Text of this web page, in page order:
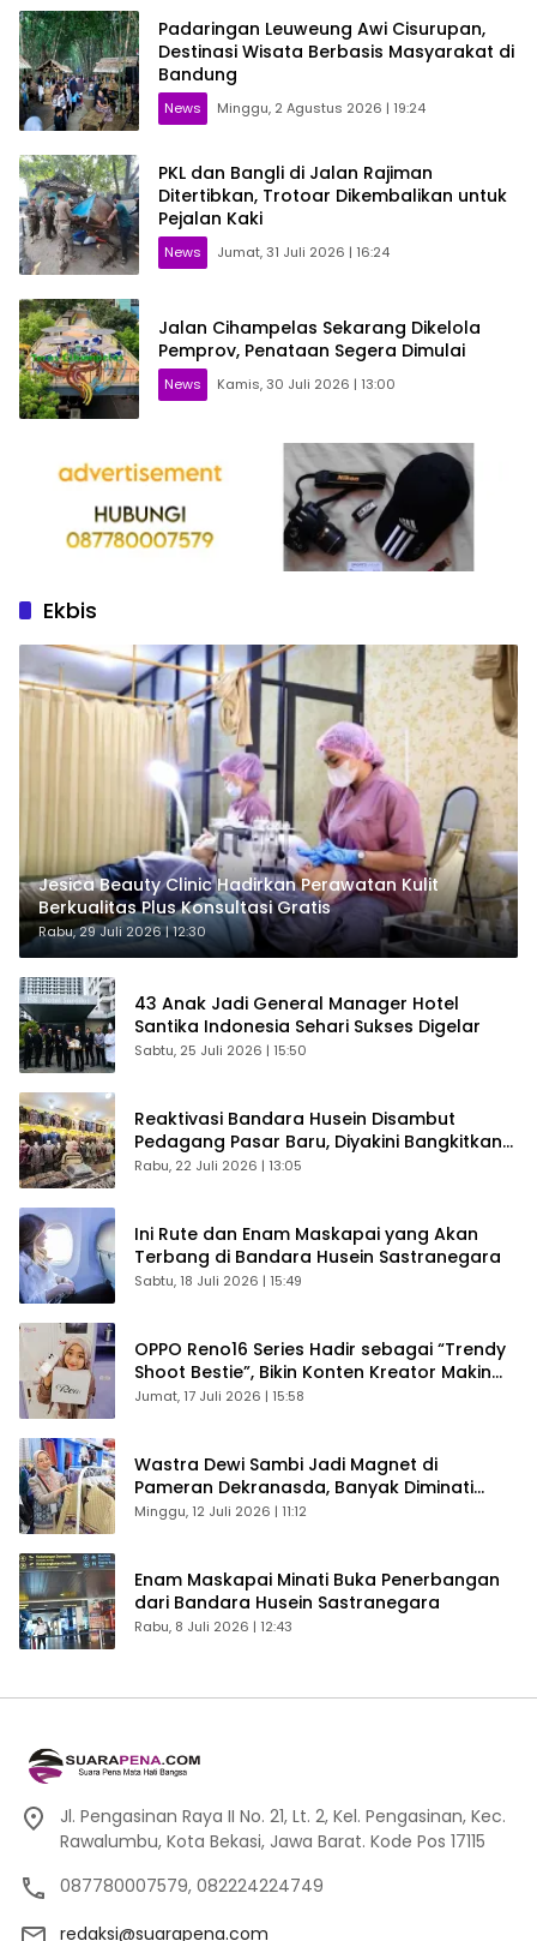
Padaringan Leuweung Awi Cisurupan,
Destinasi Wisata Berbasis Masyarakat di
Bandung
News Minggu, 2 Agustus 2026 | 19:24
PKL dan Bangli di Jalan Rajiman
Ditertibkan, Trotoar Dikembalikan untuk
Pejalan Kaki
News Jumat, 31 Juli 2026 | 16:24
Jalan Cihampelas Sekarang Dikelola
Pemprov, Penataan Segera Dimulai
News Kamis, 30 Juli 2026 | 13:00
Ekbis
Jesica Beauty Clinic Hadirkan Perawatan Kulit
Berkualitas Plus Konsultasi Gratis
Rabu, 29 Juli 2026 | 12:30
43 Anak Jadi General Manager Hotel
Santika Indonesia Sehari Sukses Digelar
Sabtu, 25 Juli 2026 | 15:50
Reaktivasi Bandara Husein Disambut
Pedagang Pasar Baru, Diyakini Bangkitkan
Kembali Ekonomi Bandung
Rabu, 22 Juli 2026 | 13:05
Ini Rute dan Enam Maskapai yang Akan
Terbang di Bandara Husein Sastranegara
Sabtu, 18 Juli 2026 | 15:49
OPPO Reno16 Series Hadir sebagai “Trendy
Shoot Bestie”, Bikin Konten Kreator Makin
Betah
Jumat, 17 Juli 2026 | 15:58
Wastra Dewi Sambi Jadi Magnet di
Pameran Dekranasda, Banyak Diminati
Pengunjung
Minggu, 12 Juli 2026 | 11:12
Enam Maskapai Minati Buka Penerbangan
dari Bandara Husein Sastranegara
Rabu, 8 Juli 2026 | 12:43
Jl. Pengasinan Raya II No. 21, Lt. 2, Kel. Pengasinan, Kec.
Rawalumbu, Kota Bekasi, Jawa Barat. Kode Pos 17115
087780007579, 082224224749
redaksi@suarapena.com